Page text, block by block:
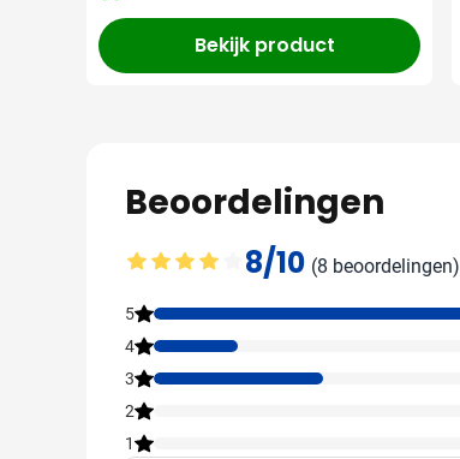
Bekijk product
Beoordelingen
Gemiddelde beoordeling: 8 van 10
8/10 (8 beoordelingen)
5
4
3
2
1